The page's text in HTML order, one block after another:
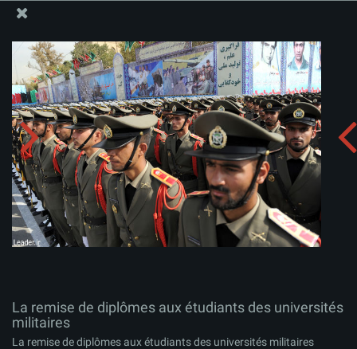
La remise de diplômes aux étudiants des universités
militaires
Télécharger l'album:
La remise de diplômes aux étudiants des universités
militaires
La remise de diplômes aux étudiants des universités militaires